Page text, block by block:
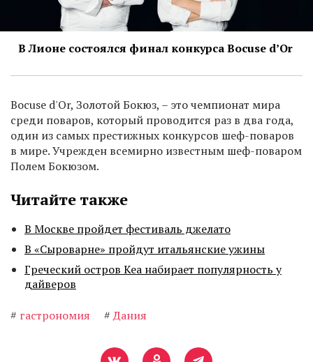
В Лионе состоялся финал конкурса Bocuse d’Or
Bocuse d'Or, Золотой Бокюз, – это чемпионат мира
среди поваров, который проводится раз в два года,
один из самых престижных конкурсов шеф-поваров
в мире. Учрежден всемирно известным шеф-поваром
Полем Бокюзом.
Читайте также
В Москве пройдет фестиваль джелато
В «Сыроварне» пройдут итальянские ужины
Греческий остров Кеа набирает популярность у
дайверов
# гастрономия # Дания